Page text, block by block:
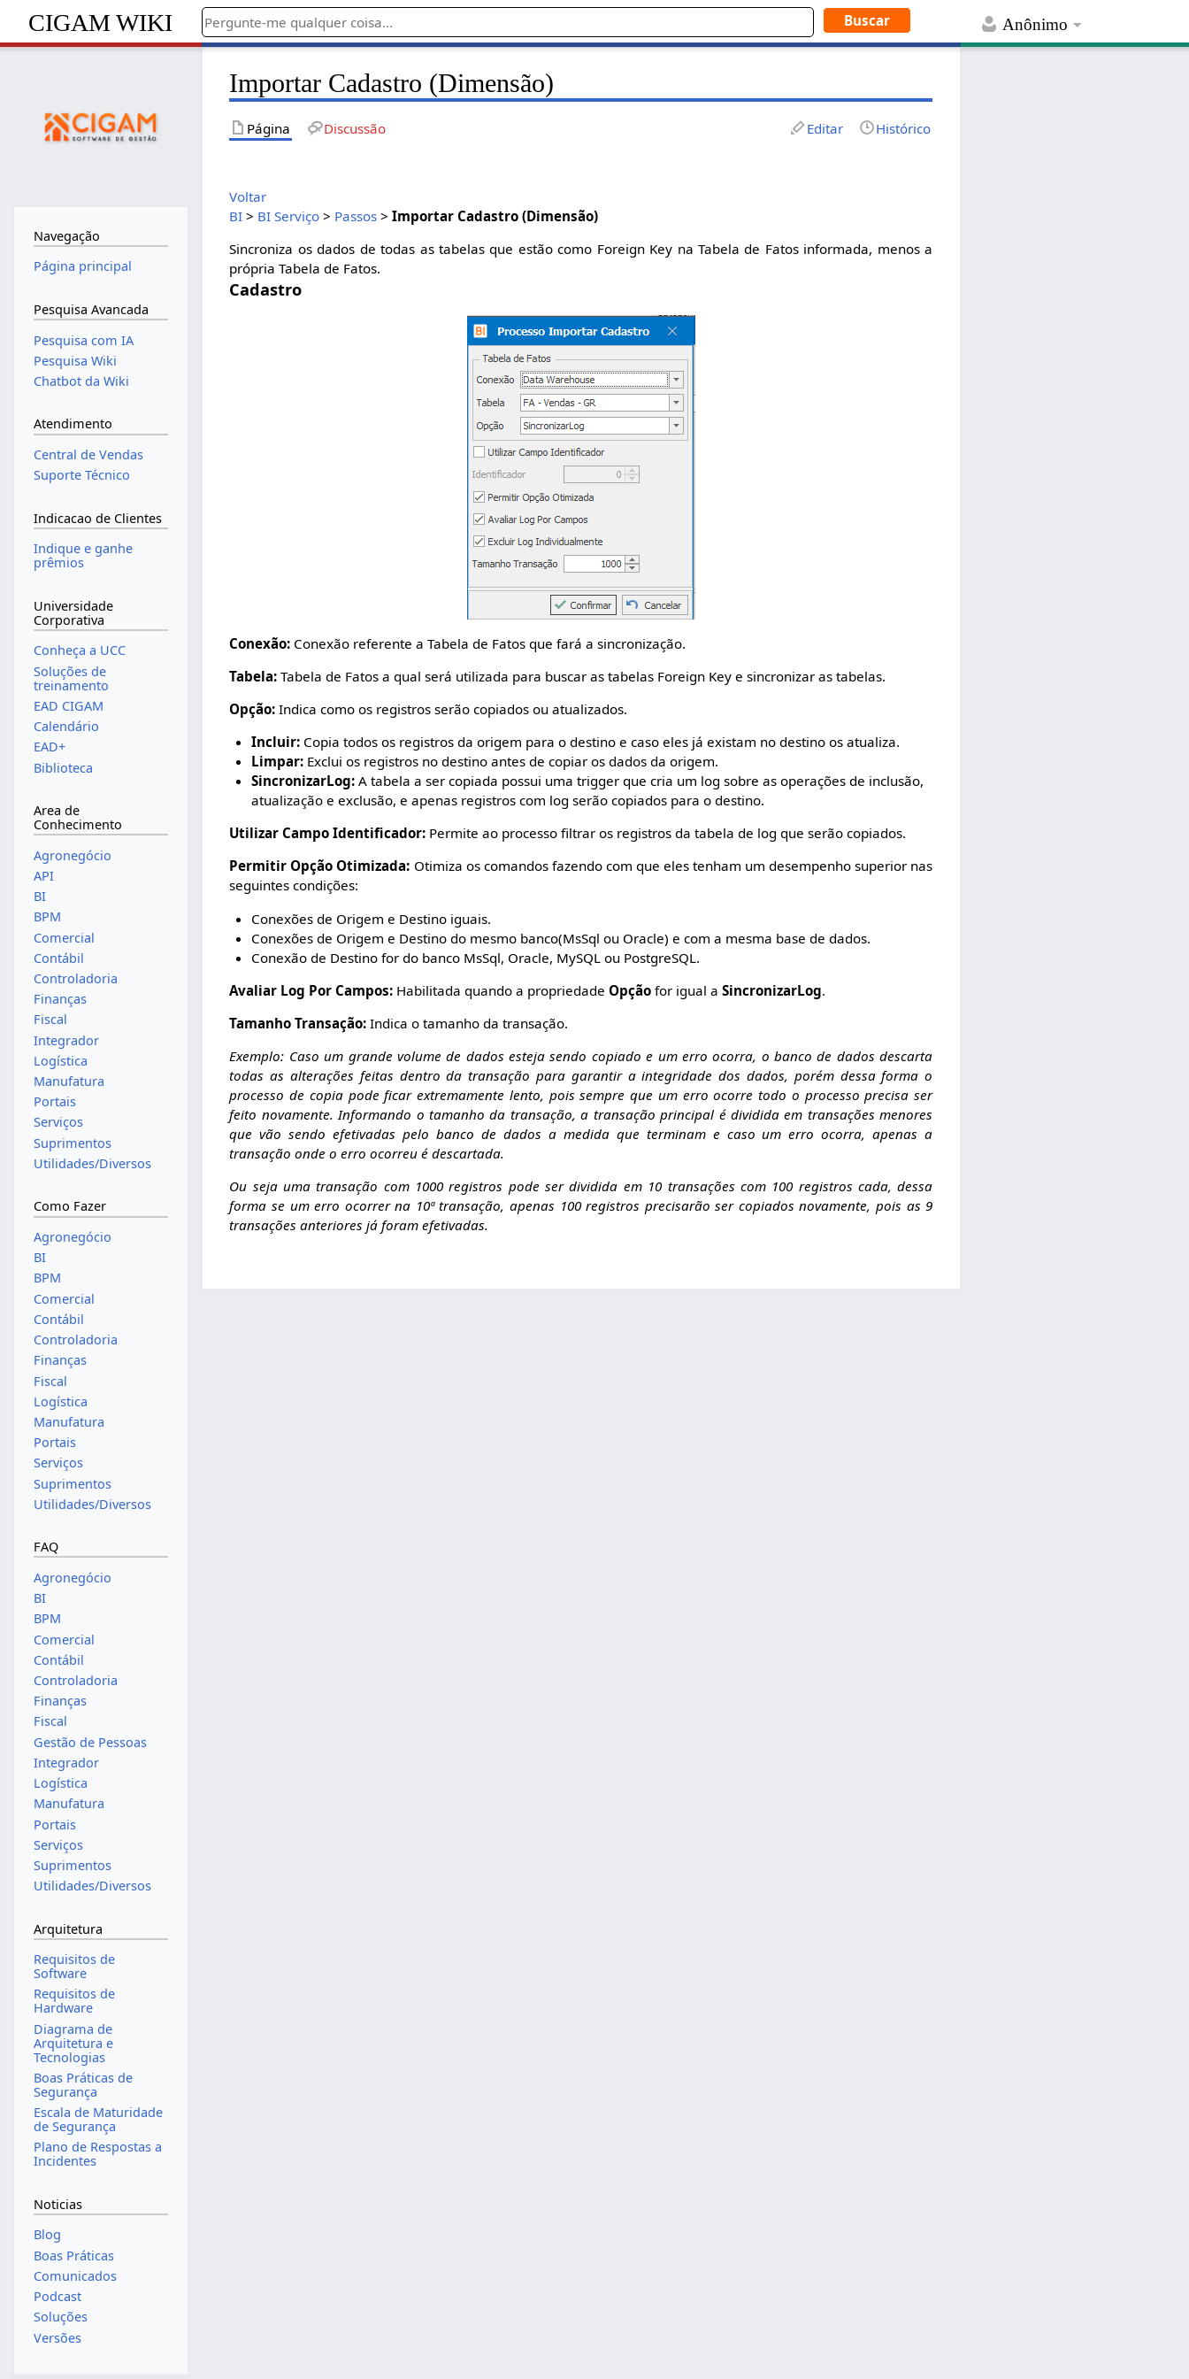
Anônimo
CIGAM WIKI
Importar Cadastro (Dimensão)
Página Discussão Editar Histórico
Voltar
BI > BI Serviço > Passos >Importar Cadastro (Dimensão)
Sincroniza os dados de todas as tabelas que estão como Foreign Key na Tabela de Fatos informada, menos a
própria Tabela de Fatos.
Cadastro
Conexão: Conexão referente a Tabela de Fatos que fará a sincronização.
Tabela: Tabela de Fatos a qual será utilizada para buscar as tabelas Foreign Key e sincronizar as tabelas.
Opção: Indica como os registros serão copiados ou atualizados.
Incluir:Copia todos os registros da origem para o destino e caso eles já existam no destino os atualiza.
Limpar:Exclui os registros no destino antes de copiar os dados da origem.
SincronizarLog:A tabela a ser copiada possui uma trigger que cria um log sobre as operações de inclusão,
atualização e exclusão, e apenas registros com log serão copiados para o destino.
Utilizar Campo Identificador: Permite ao processo filtrar os registros da tabela de log que serão copiados.
Permitir Opção Otimizada: Otimiza os comandos fazendo com que eles tenham um desempenho superior nas
seguintes condições:
Conexões de Origem e Destino iguais.
Conexões de Origem e Destino do mesmo banco(MsSql ou Oracle) e com a mesma base de dados.
Conexão de Destino for do banco MsSql, Oracle, MySQL ou PostgreSQL.
Avaliar Log Por Campos: Habilitada quando a propriedade Opção for igual aSincronizarLog.
Tamanho Transação: Indica o tamanho da transação.
Exemplo: Caso um grande volume de dados esteja sendo copiado e um erro ocorra, o banco de dados descarta
todas as alterações feitas dentro da transação para garantir a integridade dos dados, porém dessa forma o
processo de copia pode ficar extremamente lento, pois sempre que um erro ocorre todo o processo precisa ser
feito novamente. Informando o tamanho da transação, a transação principal é dividida em transações menores
que vão sendo efetivadas pelo banco de dados a medida que terminam e caso um erro ocorra, apenas a
transação onde o erro ocorreu é descartada.
Ou seja uma transação com 1000 registros pode ser dividida em 10 transações com 100 registros cada, dessa
forma se um erro ocorrer na 10ª transação, apenas 100 registros precisarão ser copiados novamente, pois as 9
transações anteriores já foram efetivadas.
Navegação
Página principal
Pesquisa Avancada
Pesquisa com IA
Pesquisa Wiki
Chatbot da Wiki
Atendimento
Central de Vendas
Suporte Técnico
Indicacao de Clientes
Indique e ganhe
prêmios
Universidade
Corporativa
Conheça a UCC
Soluções de
treinamento
EAD CIGAM
Calendário
EAD+
Biblioteca
Area de
Conhecimento
Agronegócio
API
BI
BPM
Comercial
Contábil
Controladoria
Finanças
Fiscal
Integrador
Logística
Manufatura
Portais
Serviços
Suprimentos
Utilidades/Diversos
Como Fazer
Agronegócio
BI
BPM
Comercial
Contábil
Controladoria
Finanças
Fiscal
Logística
Manufatura
Portais
Serviços
Suprimentos
Utilidades/Diversos
FAQ
Agronegócio
BI
BPM
Comercial
Contábil
Controladoria
Finanças
Fiscal
Gestão de Pessoas
Integrador
Logística
Manufatura
Portais
Serviços
Suprimentos
Utilidades/Diversos
Arquitetura
Requisitos de
Software
Requisitos de
Hardware
Diagrama de
Arquitetura e
Tecnologias
Boas Práticas de
Segurança
Escala de Maturidade
de Segurança
Plano de Respostas a
Incidentes
Noticias
Blog
Boas Práticas
Comunicados
Podcast
Soluções
Versões